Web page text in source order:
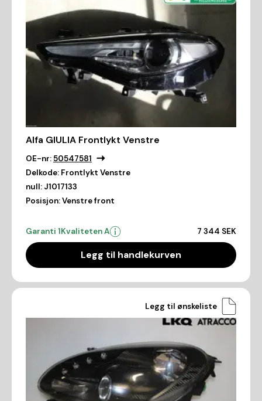
Alfa GIULIA Frontlykt Venstre
OE-nr:50547581
Delkode: Frontlykt Venstre
null: J1017133
Posisjon:Venstre front
Garanti 1Kvaliteten A 7 344 SEK
Legg til handlekurven
Legg til ønskeliste